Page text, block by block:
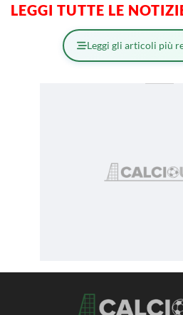
LEGGI TUTTE LE
Leggi gli articoli più